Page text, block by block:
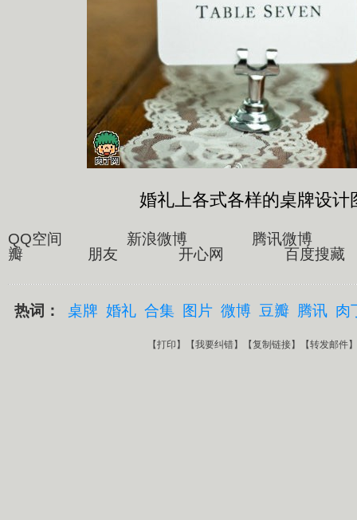
婚礼上各式各样的桌牌设计
QQ空间 新浪微博 腾讯微
瓣 朋友 开心网 百度搜
热词： 桌牌 婚礼 合集 图片 微博 豆瓣 腾讯 肉
【打印 】【我要纠错】【复制链接】【转发邮件